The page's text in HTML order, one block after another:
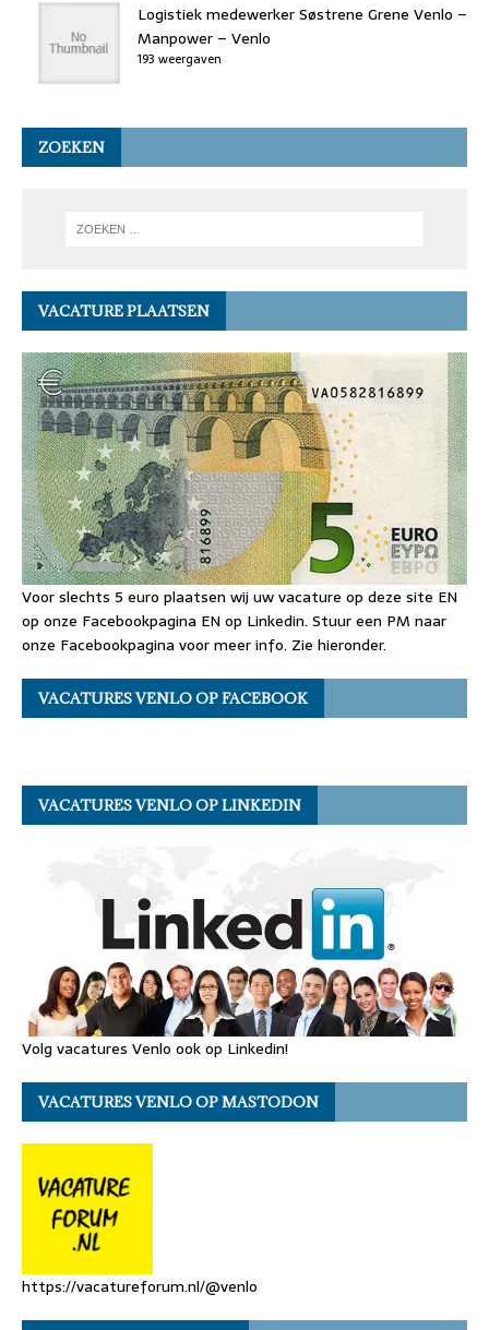
Logistiek medewerker Søstrene Grene Venlo –
Manpower – Venlo
193 weergaven
ZOEKEN
VACATURE PLAATSEN
Voor slechts 5 euro plaatsen wij uw vacature op deze site EN
op onze Facebookpagina EN op Linkedin. Stuur een PM naar
onze Facebookpagina voor meer info. Zie hieronder.
VACATURES VENLO OP FACEBOOK
VACATURES VENLO OP LINKEDIN
Volg vacatures Venlo ook op Linkedin!
VACATURES VENLO OP MASTODON
https://vacatureforum.nl/@venlo